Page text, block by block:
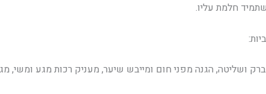
חלמת עליו.
ושליטה, הגנה מפני חום ומייבש שיער, מעניק רכות מגע